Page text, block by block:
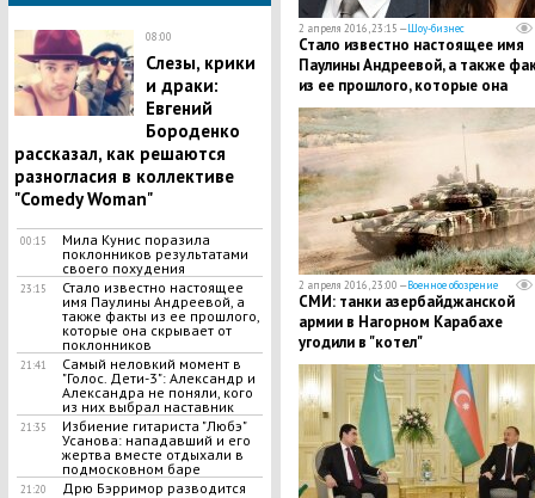
08:00
Слезы, крики
и драки:
Евгений
Бороденко
рассказал, как решаются
разногласия в коллективе
"Comedy Woman"
00:15
Мила Кунис поразила
поклонников результатами
своего похудения
23:15
Стало известно настоящее
имя Паулины Андреевой, а
также факты из ее прошлого,
которые она скрывает от
поклонников
21:41
Самый неловкий момент в
"Голос. Дети-3": Александр и
Александра не поняли, кого
из них выбрал наставник
21:35
Избиение гитариста "Любэ"
Усанова: нападавший и его
жертва вместе отдыхали в
подмосковном баре
21:20 Дрю Бэрримор разводится
2 апреля 2016, 23:15 —Шоу-бизнес
Стало известно настоящее имя
Паулины Андреевой, а также
из ее прошлого, которые она
скрывает от поклонников
2 апреля 2016, 23:00 —Военное обозрение
СМИ: танки азербайджанской
армии в Нагорном Карабахе
угодили в "котел"